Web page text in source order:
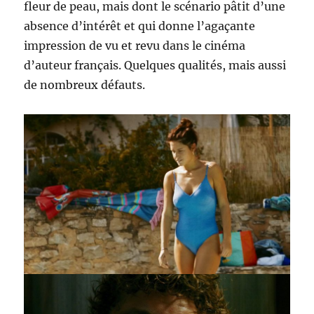
fleur de peau, mais dont le scénario pâtit d’une
absence d’intérêt et qui donne l’agaçante
impression de vu et revu dans le cinéma
d’auteur français. Quelques qualités, mais aussi
de nombreux défauts.